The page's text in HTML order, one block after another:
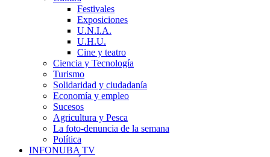
Festivales
Exposiciones
U.N.I.A.
U.H.U.
Cine y teatro
Ciencia y Tecnología
Turismo
Solidaridad y ciudadanía
Economía y empleo
Sucesos
Agricultura y Pesca
La foto-denuncia de la semana
Política
INFONUBA TV